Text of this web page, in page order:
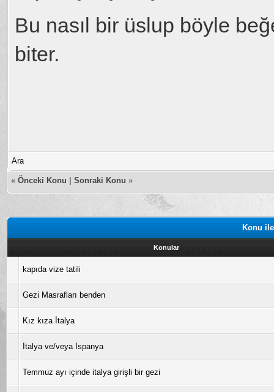
Bu nasıl bir üslup böyle
biter.
Ara
« Önceki Konu Sonraki Konu »
Konu
Konular
kapıda vize tatili
Gezi Masrafları benden
Kız kıza İtalya
İtalya ve/veya İspanya
Temmuz ayı içinde italya girişli bir gezi